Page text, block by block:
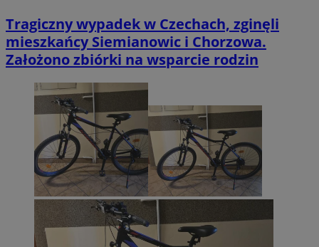
Tragiczny wypadek w Czechach, zginęli
mieszkańcy Siemianowic i Chorzowa.
Założono zbiórki na wsparcie rodzin